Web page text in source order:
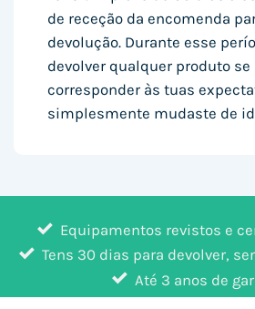
de receção da encomenda
devolução. Durante esse
devolver qualquer produto se
corresponder às tuas
simplesmente mudaste de
Equipamentos revistos e
Tens 30 dias para devolver,
Até 3 anos de